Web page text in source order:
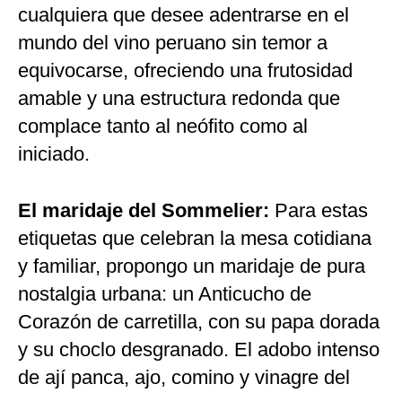
cualquiera que desee adentrarse en el
mundo del vino peruano sin temor a
equivocarse, ofreciendo una frutosidad
amable y una estructura redonda que
complace tanto al neófito como al
iniciado.
El maridaje del Sommelier: Para estas
etiquetas que celebran la mesa cotidiana
y familiar, propongo un maridaje de pura
nostalgia urbana: un Anticucho de
Corazón de carretilla, con su papa dorada
y su choclo desgranado. El adobo intenso
de ají panca, ajo, comino y vinagre del